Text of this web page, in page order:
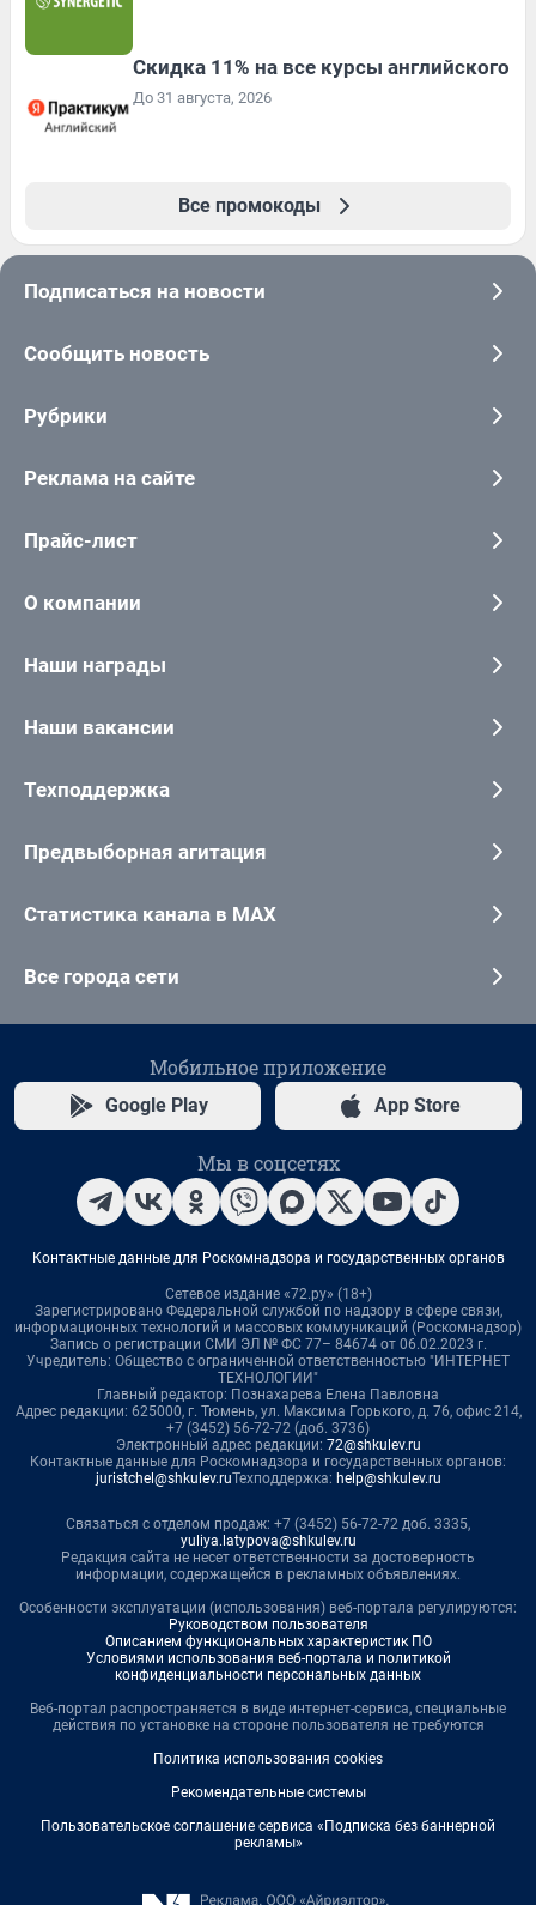
Скидка 11% на все курсы английского
До 31 августа, 2026
Все промокоды
Подписаться на новости
Сообщить новость
Рубрики
Реклама на сайте
Прайс-лист
О компании
Наши награды
Наши вакансии
Техподдержка
Предвыборная агитация
Статистика канала в MAX
Все города сети
Мобильное приложение
Google Play App Store
Мы в соцсетях
Контактные данные для Роскомнадзора и государственных органов
Сетевое издание «72.ру» (18+)
Зарегистрировано Федеральной службой по надзору в сфере связи,
информационных технологий и массовых коммуникаций (Роскомнадзор)
Запись о регистрации СМИ ЭЛ № ФС 77– 84674 от 06.02.2023 г.
Учредитель: Общество с ограниченной ответственностью "ИНТЕРНЕТ
ТЕХНОЛОГИИ"
Главный редактор: Познахарева Елена Павловна
Адрес редакции: 625000, г. Тюмень, ул. Максима Горького, д. 76, офис 214,
+7 (3452) 56-72-72 (доб. 3736)
Электронный адрес редакции: 72@shkulev.ru
Контактные данные для Роскомнадзора и государственных органов:
juristchel@shkulev.ruТехподдержка: help@shkulev.ru
Связаться с отделом продаж: +7 (3452) 56-72-72 доб. 3335,
yuliya.latypova@shkulev.ru
Редакция сайта не несет ответственности за достоверность
информации, содержащейся в рекламных объявлениях.
Особенности эксплуатации (использования) веб-портала регулируются:
Руководством пользователя
Описанием функциональных характеристик ПО
Условиями использования веб-портала и политикой
конфиденциальности персональных данных
Веб-портал распространяется в виде интернет-сервиса, специальные
действия по установке на стороне пользователя не требуются
Политика использования cookies
Рекомендательные системы
Пользовательское соглашение сервиса «Подписка без баннерной
рекламы»